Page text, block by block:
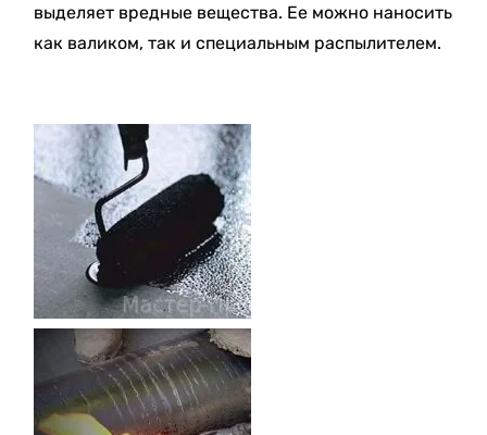
выделяет вредные вещества. Ее можно наносить
как валиком, так и специальным распылителем.